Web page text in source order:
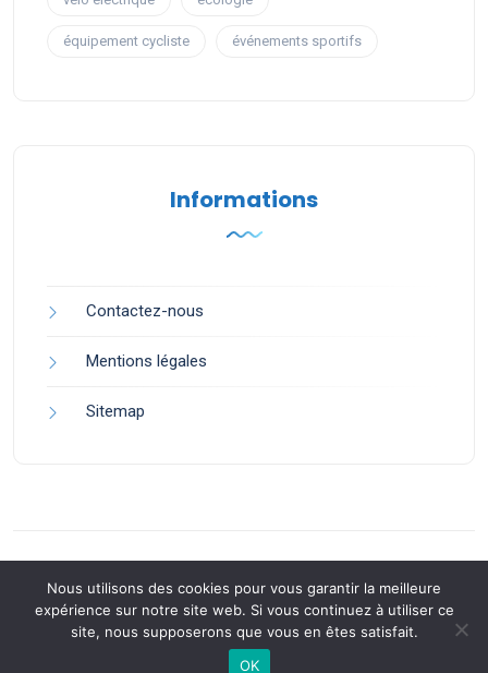
équipement cycliste événements sportifs
Informations
Contactez-nous
Mentions légales
Sitemap
Back to Top
Nous utilisons des cookies pour vous garantir la meilleure
expérience sur notre site web. Si vous continuez à utiliser ce
site, nous supposerons que vous en êtes satisfait.
OK